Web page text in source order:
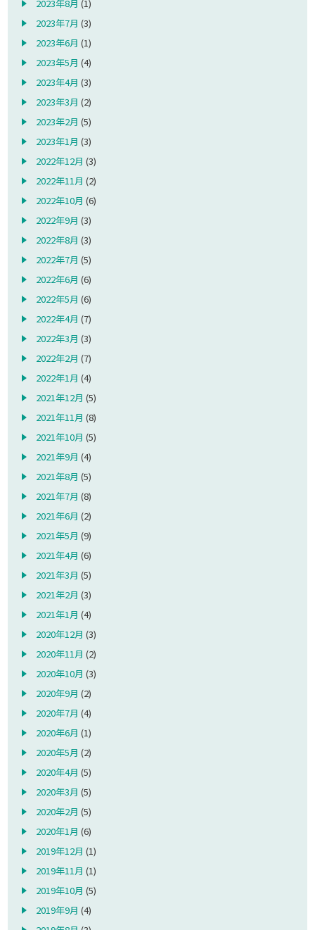
2023年8月 (1)
2023年7月 (3)
2023年6月 (1)
2023年5月 (4)
2023年4月 (3)
2023年3月 (2)
2023年2月 (5)
2023年1月 (3)
2022年12月 (3)
2022年11月 (2)
2022年10月 (6)
2022年9月 (3)
2022年8月 (3)
2022年7月 (5)
2022年6月 (6)
2022年5月 (6)
2022年4月 (7)
2022年3月 (3)
2022年2月 (7)
2022年1月 (4)
2021年12月 (5)
2021年11月 (8)
2021年10月 (5)
2021年9月 (4)
2021年8月 (5)
2021年7月 (8)
2021年6月 (2)
2021年5月 (9)
2021年4月 (6)
2021年3月 (5)
2021年2月 (3)
2021年1月 (4)
2020年12月 (3)
2020年11月 (2)
2020年10月 (3)
2020年9月 (2)
2020年7月 (4)
2020年6月 (1)
2020年5月 (2)
2020年4月 (5)
2020年3月 (5)
2020年2月 (5)
2020年1月 (6)
2019年12月 (1)
2019年11月 (1)
2019年10月 (5)
2019年9月 (4)